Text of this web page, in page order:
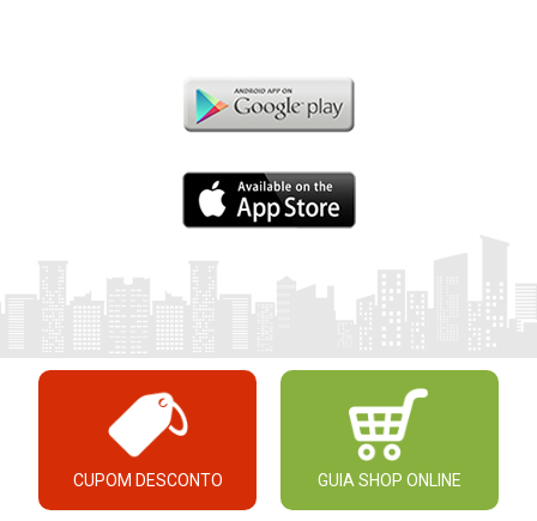
CUPOM DESCONTO GUIA SHOP ONLINE